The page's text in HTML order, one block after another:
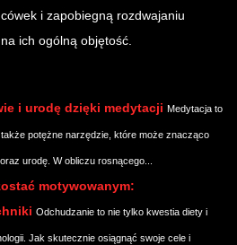
i zapobiegną rozdwajaniu
ich ogólną objętość.
i urodę dzięki medytacji Medytacja to
potężne narzędzie, które może znacząco
urodę. W obliczu rosnącego...
motywowanym:
Odchudzanie to nie tylko kwestia diety i
Jak skutecznie osiągnąć swoje cele i